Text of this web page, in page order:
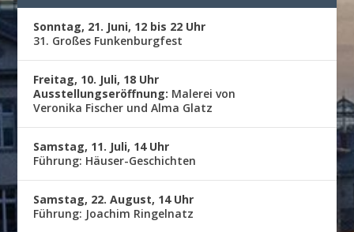
Sonntag, 21. Juni, 12 bis 22 Uhr
31. Großes Funkenburgfest
Freitag, 10. Juli, 18 Uhr
Ausstellungseröffnung: Malerei von
Veronika Fischer und Alma Glatz
Samstag, 11. Juli, 14 Uhr
Führung: Häuser-Geschichten
Samstag, 22. August, 14 Uhr
Führung: Joachim Ringelnatz